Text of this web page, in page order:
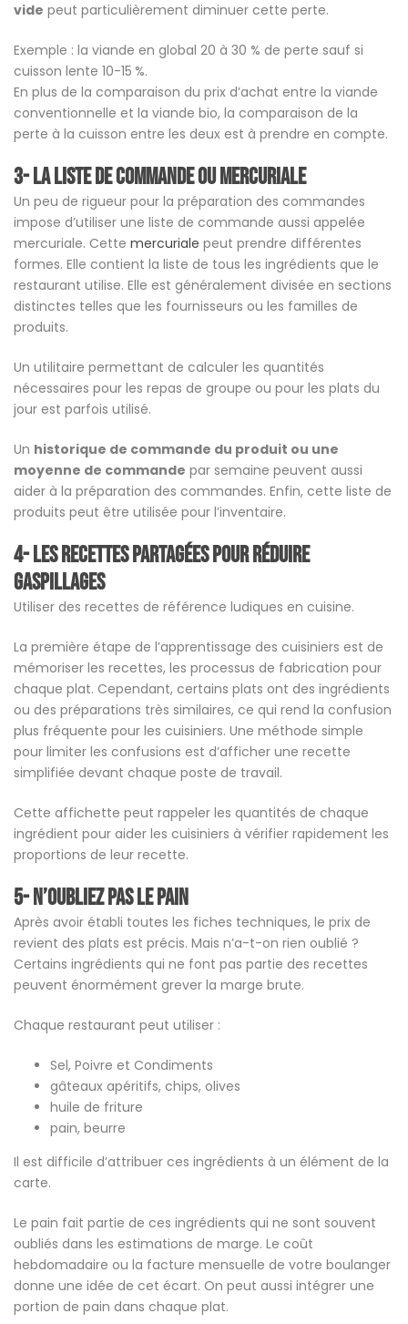
vide peut particulièrement diminuer cette perte.
Exemple : la viande en global 20 à 30 % de perte sauf si
cuisson lente 10-15 %.
En plus de la comparaison du prix d’achat entre la viande
conventionnelle et la viande bio, la comparaison de la
perte à la cuisson entre les deux est à prendre en compte.
3- La liste de commande ou mercuriale
Un peu de rigueur pour la préparation des commandes
impose d’utiliser une liste de commande aussi appelée
mercuriale. Cette mercuriale peut prendre différentes
formes. Elle contient la liste de tous les ingrédients que le
restaurant utilise. Elle est généralement divisée en sections
distinctes telles que les fournisseurs ou les familles de
produits.
Un utilitaire permettant de calculer les quantités
nécessaires pour les repas de groupe ou pour les plats du
jour est parfois utilisé.
Un historique de commande du produit ou une
moyenne de commande par semaine peuvent aussi
aider à la préparation des commandes. Enfin, cette liste de
produits peut être utilisée pour l’inventaire.
4- Les recettes partagées pour réduire
gaspillages
Utiliser des recettes de référence ludiques en cuisine.
La première étape de l’apprentissage des cuisiniers est de
mémoriser les recettes, les processus de fabrication pour
chaque plat. Cependant, certains plats ont des ingrédients
ou des préparations très similaires, ce qui rend la confusion
plus fréquente pour les cuisiniers. Une méthode simple
pour limiter les confusions est d’afficher une recette
simplifiée devant chaque poste de travail.
Cette affichette peut rappeler les quantités de chaque
ingrédient pour aider les cuisiniers à vérifier rapidement les
proportions de leur recette.
5- N’oubliez pas le pain
Après avoir établi toutes les fiches techniques, le prix de
revient des plats est précis. Mais n’a-t-on rien oublié ?
Certains ingrédients qui ne font pas partie des recettes
peuvent énormément grever la marge brute.
Chaque restaurant peut utiliser :
Sel, Poivre et Condiments
gâteaux apéritifs, chips, olives
huile de friture
pain, beurre
Il est difficile d’attribuer ces ingrédients à un élément de la
carte.
Le pain fait partie de ces ingrédients qui ne sont souvent
oubliés dans les estimations de marge. Le coût
hebdomadaire ou la facture mensuelle de votre boulanger
donne une idée de cet écart. On peut aussi intégrer une
portion de pain dans chaque plat.